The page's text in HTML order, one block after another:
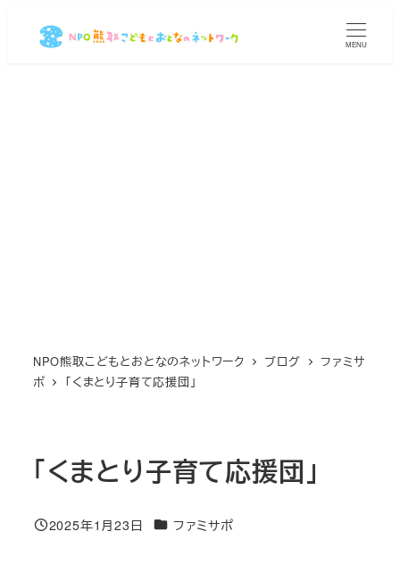
MENU
NPO熊取こどもとおとなのネットワーク ブログ
ファミサ
ポ
「くまとり子育て応援団」
「くまとり子育て応援団」
投稿日
2025年1月23日 カテゴリー
ファミサポ